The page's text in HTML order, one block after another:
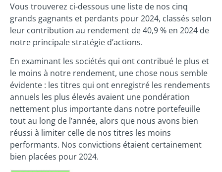
Vous trouverez ci-dessous une liste de nos cinq
grands gagnants et perdants pour 2024, classés selon
leur contribution au rendement de 40,9 % en 2024 de
notre principale stratégie d’actions.
En examinant les sociétés qui ont contribué le plus et
le moins à notre rendement, une chose nous semble
évidente : les titres qui ont enregistré les rendements
annuels les plus élevés avaient une pondération
nettement plus importante dans notre portefeuille
tout au long de l’année, alors que nous avons bien
réussi à limiter celle de nos titres les moins
performants. Nos convictions étaient certainement
bien placées pour 2024.